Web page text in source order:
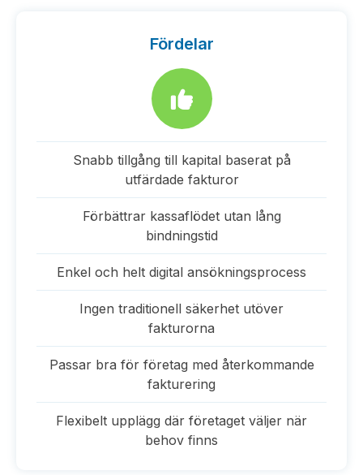
Fördelar
Snabb tillgång till kapital baserat på
utfärdade fakturor
Förbättrar kassaflödet utan lång
bindningstid
Enkel och helt digital ansökningsprocess
Ingen traditionell säkerhet utöver
fakturorna
Passar bra för företag med återkommande
fakturering
Flexibelt upplägg där företaget väljer när
behov finns